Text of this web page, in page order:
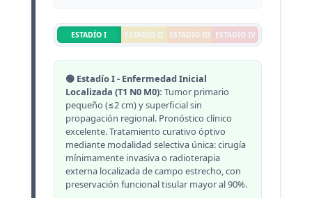
ESTADÍO I ESTADÍO II ESTADÍO III ESTADÍO IV
🟢 Estadío I - Enfermedad Inicial
Localizada (T1 N0 M0): Tumor primario
pequeño (≤2 cm) y superficial sin
propagación regional. Pronóstico clínico
excelente. Tratamiento curativo óptivo
mediante modalidad selectiva única: cirugía
mínimamente invasiva o radioterapia
externa localizada de campo estrecho, con
preservación funcional tisular mayor al 90%.